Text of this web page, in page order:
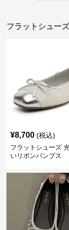
フラットシュー
¥8,700 (税込)
フラットシューズ
いリボンパンプス